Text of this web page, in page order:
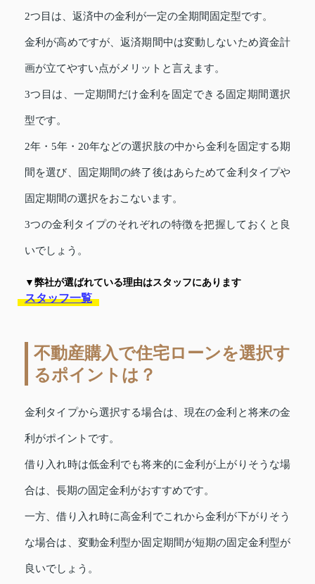
2つ目は、返済中の金利が一定の全期間固定型です。
金利が高めですが、返済期間中は変動しないため資金計
画が立てやすい点がメリットと言えます。
3つ目は、一定期間だけ金利を固定できる固定期間選択
型です。
2年・5年・20年などの選択肢の中から金利を固定する期
間を選び、固定期間の終了後はあらためて金利タイプや
固定期間の選択をおこないます。
3つの金利タイプのそれぞれの特徴を把握しておくと良
いでしょう。
▼弊社が選ばれている理由はスタッフにあります
スタッフ一覧
不動産購入で住宅ローンを選択す
るポイントは？
金利タイプから選択する場合は、現在の金利と将来の金
利がポイントです。
借り入れ時は低金利でも将来的に金利が上がりそうな場
合は、長期の固定金利がおすすめです。
一方、借り入れ時に高金利でこれから金利が下がりそう
な場合は、変動金利型か固定期間が短期の固定金利型が
良いでしょう。